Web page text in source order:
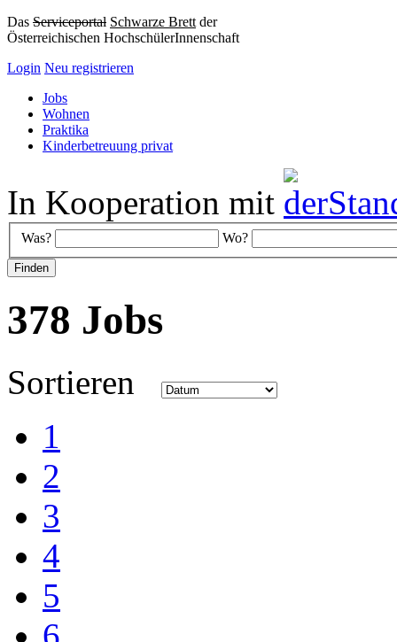
Das Serviceportal Schwarze Brett der
Österreichischen HochschülerInnenschaft
Login Neu registrieren
Jobs
Wohnen
Praktika
Kinderbetreuung privat
In Kooperation mit
Was? Wo?
378 Jobs
Sortieren
1
2
3
4
5